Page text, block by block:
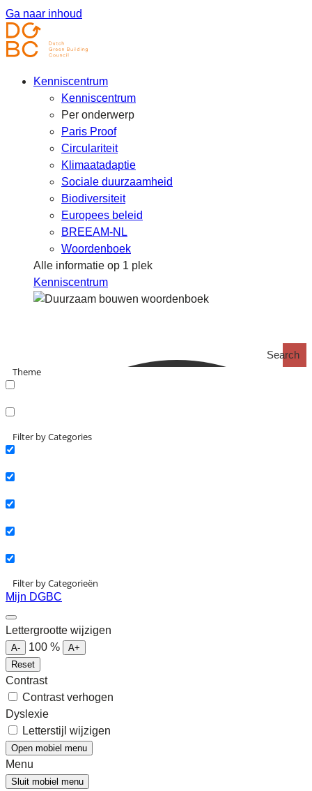
Ga naar inhoud
Kenniscentrum
Kenniscentrum
Per onderwerp
Paris Proof
Circulariteit
Klimaatadaptie
Sociale duurzaamheid
Biodiversiteit
Europees beleid
BREEAM-NL
Woordenboek
Alle informatie op 1 plek
Kenniscentrum
Search
Theme
Filter by Categories
Filter by Categorieën
Mijn DGBC
Lettergrootte wijzigen
A- 100 %
A+
Reset
Contrast
Contrast verhogen
Dyslexie
Letterstijl wijzigen
Open mobiel menu
Menu
Sluit mobiel menu